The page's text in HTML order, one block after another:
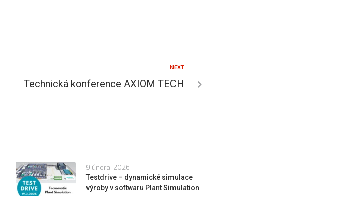
NEXT
Technická konference AXIOM TECH
9 února, 2026
Testdrive – dynamické simulace
výroby v softwaru Plant Simulation